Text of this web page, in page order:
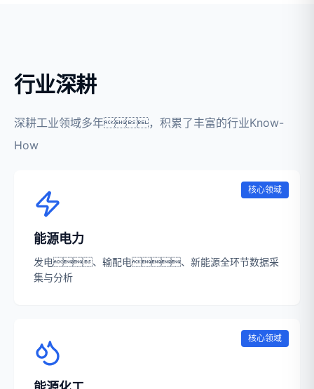
行业深耕
深耕工业领域多年，积累了丰富的行业Know-
How
能源电力
发电、输配电、新能源全环节数据采
集与分析
核心领域
核心领域